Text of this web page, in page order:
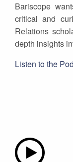
Bariscope
critical and
Relations
depth insights
Listen to the